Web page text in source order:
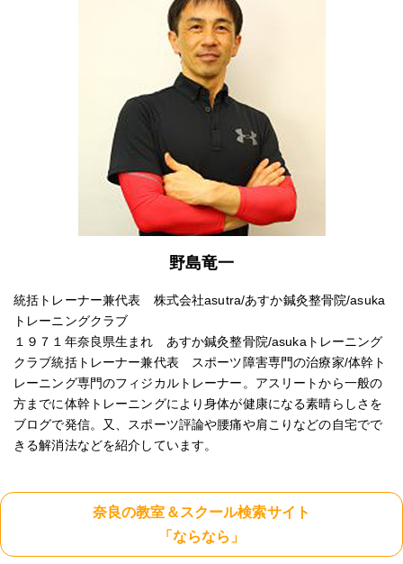
野島竜一
統括トレーナー兼代表 株式会社asutra/あすか鍼灸整骨院/asuka
トレーニングクラブ
１９７１年奈良県生まれ あすか鍼灸整骨院/asukaトレーニング
クラブ統括トレーナー兼代表 スポーツ障害専門の治療家/体幹ト
レーニング専門のフィジカルトレーナー。アスリートから一般の
方までに体幹トレーニングにより身体が健康になる素晴らしさを
ブログで発信。又、スポーツ評論や腰痛や肩こりなどの自宅でで
きる解消法などを紹介しています。
奈良の教室＆スクール検索サイト
「ならなら」